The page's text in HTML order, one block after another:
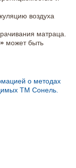
воздуха
матраца.
может быть
о методах
ТМ Сонель.